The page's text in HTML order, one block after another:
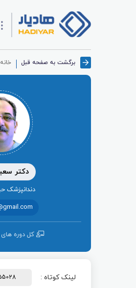
برگشت به صفحه قبل خانه
دکتر
دندانپزشک
کل دوره
لینک کوتاه :